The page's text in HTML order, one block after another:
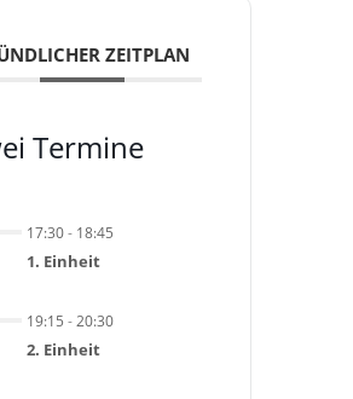
ZEITPLAN
Termine
17:30- 18:45
1. Einheit
19:15 -20:30
2. Einheit